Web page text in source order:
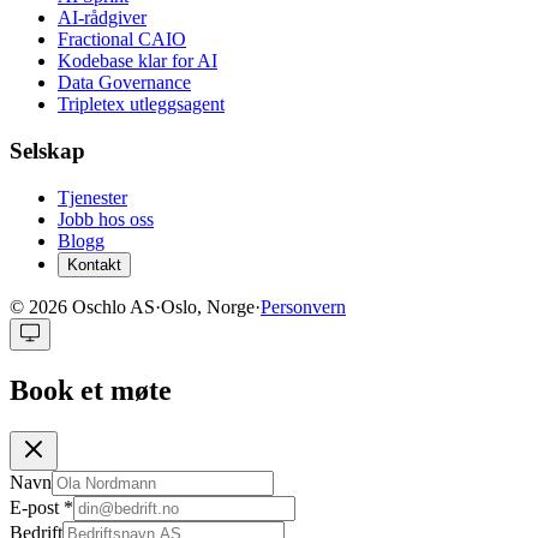
AI-rådgiver
Fractional CAIO
Kodebase klar for AI
Data Governance
Tripletex utleggsagent
Selskap
Tjenester
Jobb hos oss
Blogg
Kontakt
© 2026 Oschlo AS·Oslo, Norge·Personvern
Book et møte
Navn
E-post *
Bedrift